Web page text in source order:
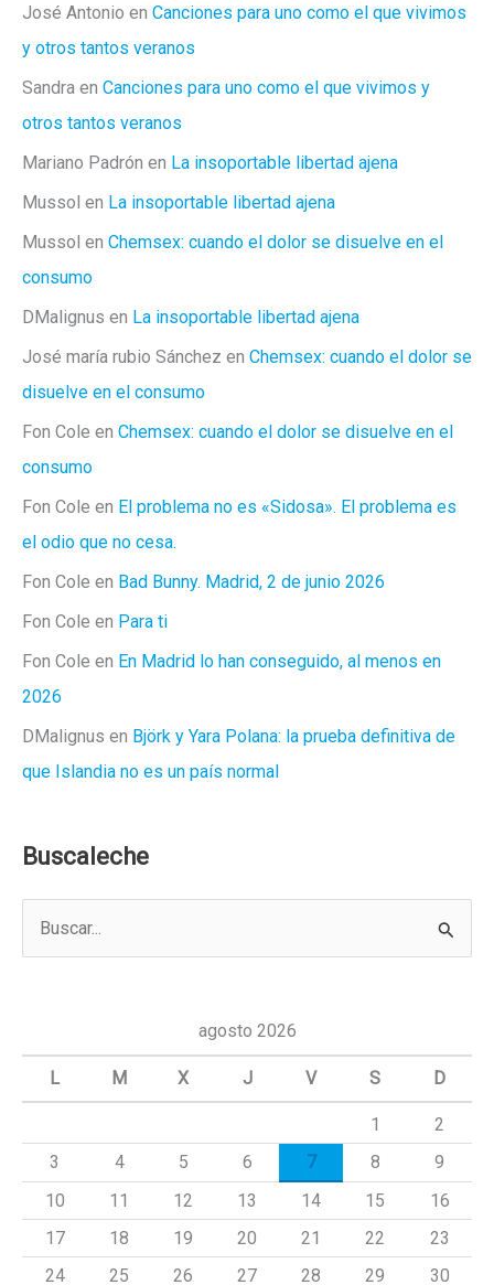
José Antonio en Canciones para uno como el que vivimos
y otros tantos veranos
Sandra en Canciones para uno como el que vivimos y
otros tantos veranos
Mariano Padrón en La insoportable libertad ajena
Mussol en La insoportable libertad ajena
Mussol en Chemsex: cuando el dolor se disuelve en el
consumo
DMalignus en La insoportable libertad ajena
José maría rubio Sánchez en Chemsex: cuando el dolor se
disuelve en el consumo
Fon Cole en Chemsex: cuando el dolor se disuelve en el
consumo
Fon Cole en El problema no es «Sidosa». El problema es
el odio que no cesa.
Fon Cole en Bad Bunny. Madrid, 2 de junio 2026
Fon Cole en Para ti
Fon Cole en En Madrid lo han conseguido, al menos en
2026
DMalignus en Björk y Yara Polana: la prueba definitiva de
que Islandia no es un país normal
Buscaleche
a
agosto 2026
L M X J V S D
1
2
3
4 5 6 7 8
9
10
11 12 13 14 15
16
17
18 19 20 21 22
23
24
25 26 27 28 29 30